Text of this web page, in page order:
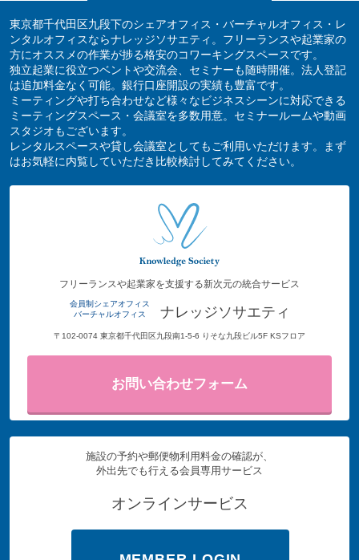
東京都千代田区九段下のシェアオフィス・バーチャルオフィス・レ
ンタルオフィスならナレッジソサエティ。フリーランスや起業家の
方にオススメの作業が捗る格安のコワーキングスペースです。
独立起業に役立つベントや交流会、セミナーも随時開催。法人登記
は追加料金なく可能。銀行口座開設の実績も豊富です。
ミーティングや打ち合わせなど様々なビジネスシーンに対応できる
ミーティングスペース・会議室を多数用意。セミナールームや動画
スタジオもございます。
レンタルスペースや貸し会議室としてもご利用いただけます。まず
はお気軽に内覧していただき比較検討してみてください。
フリーランスや起業家を支援する新次元の統合サービス
会員制シェアオフィス
バーチャルオフィス
ナレッジソサエティ
〒102-0074 東京都千代田区九段南1-5-6 りそな九段ビル5F KSフロア
お問い合わせフォーム
施設の予約や郵便物利用料金の確認が、
外出先でも行える会員専用サービス
オンラインサービス